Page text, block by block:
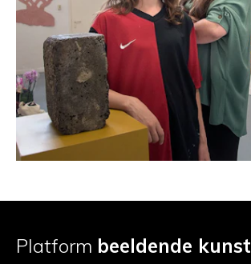
Platform beeldende kunst